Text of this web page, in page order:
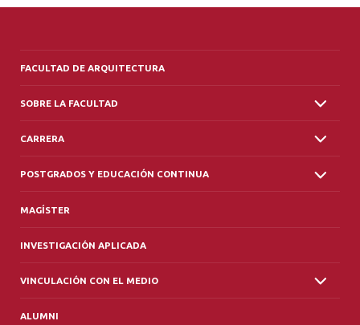
FACULTAD DE ARQUITECTURA
SOBRE LA FACULTAD
CARRERA
POSTGRADOS Y EDUCACIÓN CONTINUA
MAGÍSTER
INVESTIGACIÓN APLICADA
VINCULACIÓN CON EL MEDIO
ALUMNI